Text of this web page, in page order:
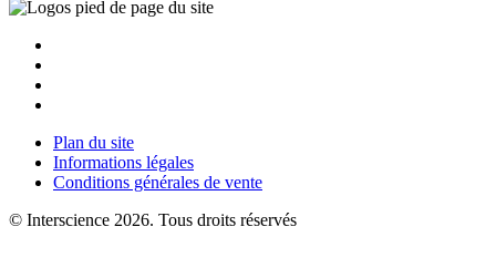
Plan du site
Informations légales
Conditions générales de vente
© Interscience 2026. Tous droits réservés